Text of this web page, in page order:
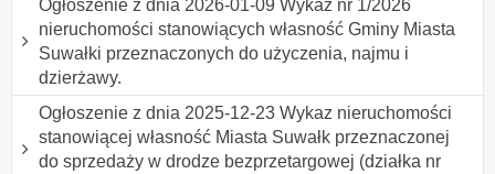
Ogłoszenie z dnia 2026-01-09 Wykaz nr 1/2026
nieruchomości stanowiących własność Gminy Miasta
Suwałki przeznaczonych do użyczenia, najmu i
dzierżawy.
Ogłoszenie z dnia 2025-12-23 Wykaz nieruchomości
stanowiącej własność Miasta Suwałk przeznaczonej
do sprzedaży w drodze bezprzetargowej (działka nr